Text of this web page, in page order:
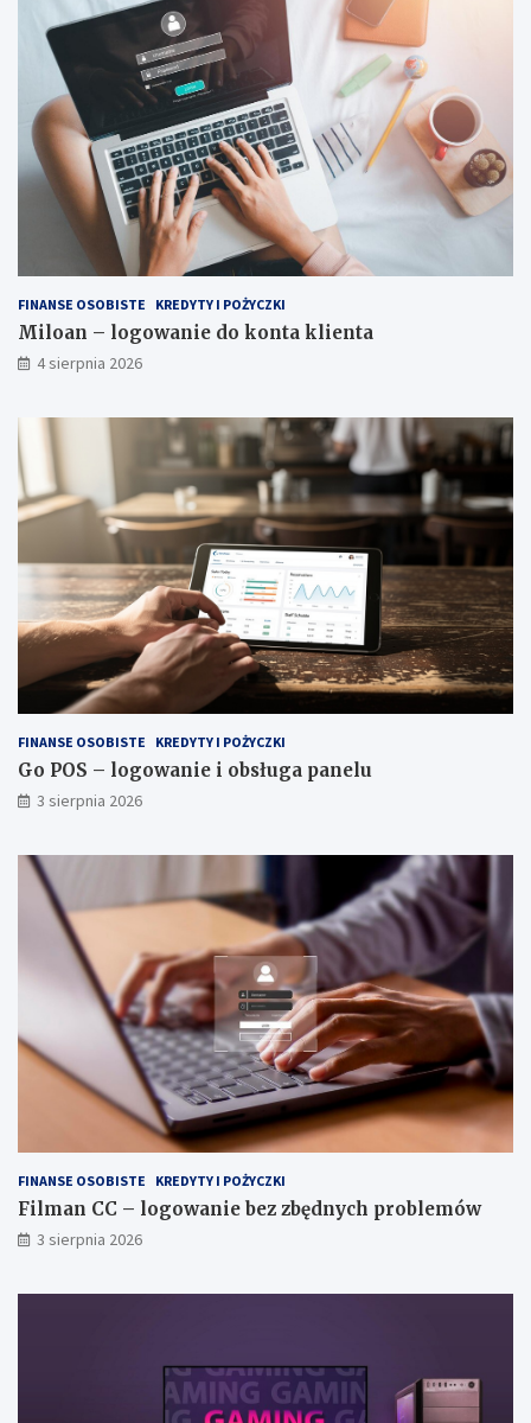
FINANSE OSOBISTE KREDYTY I POŻYCZKI
Miloan – logowanie do konta klienta
4 sierpnia 2026
FINANSE OSOBISTE KREDYTY I POŻYCZKI
Go POS – logowanie i obsługa panelu
3 sierpnia 2026
FINANSE OSOBISTE KREDYTY I POŻYCZKI
Filman CC – logowanie bez zbędnych problemów
3 sierpnia 2026